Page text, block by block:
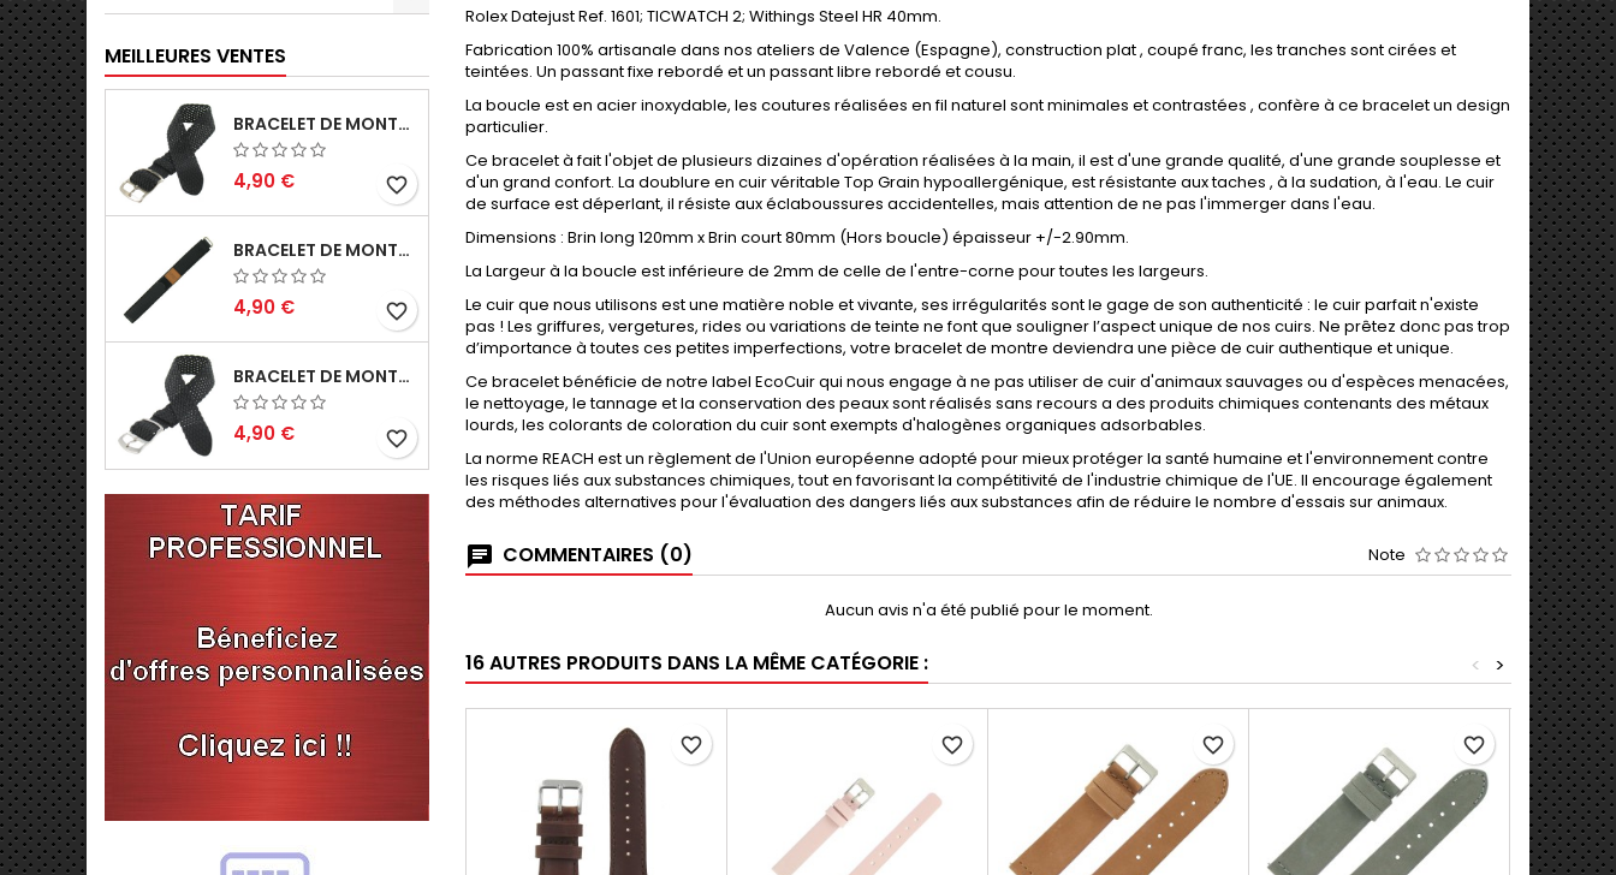
MEILLEURES VENTES
BRACELET DE MONTRE 16MM NOIR PERLON EN NYLON TRESSÉ FABRICATION ARTISANALE
4,90 € favorite_border
BRACELET DE MONTRE SCRATCH 18MM NOIR TEXTILE NYLON SPORTS
4,90 € favorite_border
BRACELET DE MONTRE 14MM NOIR PERLON EN NYLON TRESSÉ FABRICATION ARTISANALE
4,90 € favorite_border
Rolex Datejust Ref. 1601; TICWATCH 2; Withings Steel HR 40mm.
Fabrication 100% artisanale dans nos ateliers de Valence (Espagne), construction plat , coupé franc, les tranches sont cirées et
teintées. Un passant fixe rebordé et un passant libre rebordé et cousu.
La boucle est en acier inoxydable, les coutures réalisées en fil naturel sont minimales et contrastées , confère à ce bracelet un design
particulier.
Ce bracelet à fait l'objet de plusieurs dizaines d'opération réalisées à la main, il est d'une grande qualité, d'une grande souplesse et
d'un grand confort. La doublure en cuir véritable Top Grain hypoallergénique, est résistante aux taches , à la sudation, à l'eau. Le cuir
de surface est déperlant, il résiste aux éclaboussures accidentelles, mais attention de ne pas l'immerger dans l'eau.
Dimensions : Brin long 120mm x Brin court 80mm (Hors boucle) épaisseur +/-2.90mm.
La Largeur à la boucle est inférieure de 2mm de celle de l'entre-corne pour toutes les largeurs.
Le cuir que nous utilisons est une matière noble et vivante, ses irrégularités sont le gage de son authenticité : le cuir parfait n'existe
pas ! Les griffures, vergetures, rides ou variations de teinte ne font que souligner l’aspect unique de nos cuirs. Ne prêtez donc pas trop
d’importance à toutes ces petites imperfections, votre bracelet de montre deviendra une pièce de cuir authentique et unique.
Ce bracelet bénéficie de notre label EcoCuir qui nous engage à ne pas utiliser de cuir d'animaux sauvages ou d'espèces menacées,
le nettoyage, le tannage et la conservation des peaux sont réalisés sans recours a des produits chimiques contenants des métaux
lourds, les colorants de coloration du cuir sont exempts d'halogènes organiques adsorbables.
La norme REACH est un règlement de l'Union européenne adopté pour mieux protéger la santé humaine et l'environnement contre
les risques liés aux substances chimiques, tout en favorisant la compétitivité de l'industrie chimique de l'UE. Il encourage également
des méthodes alternatives pour l'évaluation des dangers liés aux substances afin de réduire le nombre d'essais sur animaux.
COMMENTAIRES (0) Note
Aucun avis n'a été publié pour le moment.
16 AUTRES PRODUITS DANS LA MÊME CATÉGORIE : >
<
favorite_border favorite_border favorite_border favorite_border